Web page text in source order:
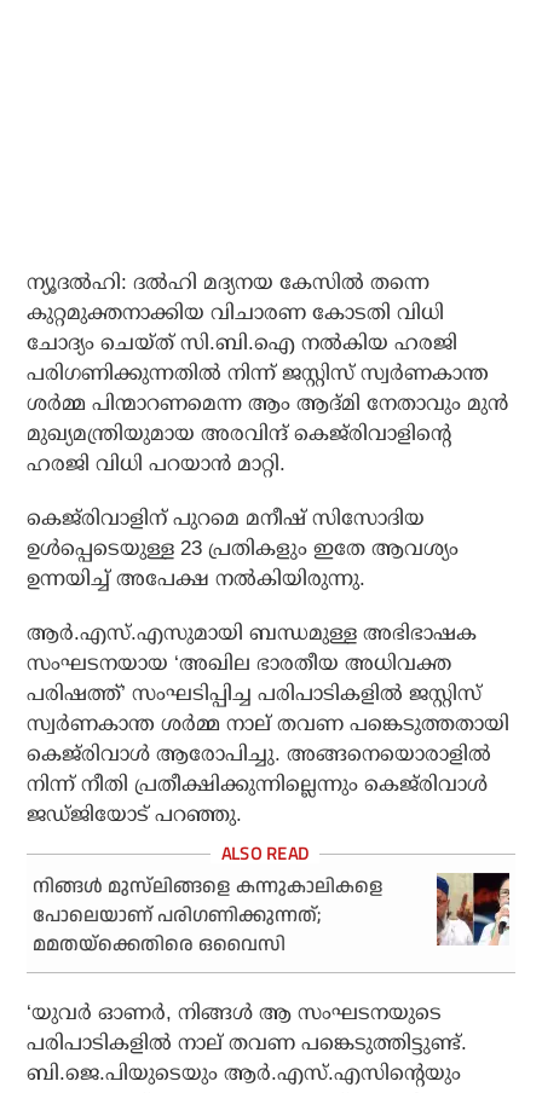
ന്യൂദല്‍ഹി: ദല്‍ഹി മദ്യനയ കേസില്‍ തന്നെ
കുറ്റമുക്തനാക്കിയ വിചാരണ കോടതി വിധി
ചോദ്യം ചെയ്ത് സി.ബി.ഐ നല്‍കിയ ഹരജി
പരിഗണിക്കുന്നതില്‍ നിന്ന് ജസ്റ്റിസ് സ്വര്‍ണകാന്ത
ശര്‍മ്മ പിന്മാറണമെന്ന ആം ആദ്മി നേതാവും മുന്‍
മുഖ്യമന്ത്രിയുമായ അരവിന്ദ് കെജ്‌രിവാളിന്റെ
ഹരജി വിധി പറയാന്‍ മാറ്റി.
കെജ്‌രിവാളിന് പുറമെ മനീഷ് സിസോദിയ
ഉള്‍പ്പെടെയുള്ള 23 പ്രതികളും ഇതേ ആവശ്യം
ഉന്നയിച്ച് അപേക്ഷ നല്‍കിയിരുന്നു.
ആര്‍.എസ്.എസുമായി ബന്ധമുള്ള അഭിഭാഷക
സംഘടനയായ ‘അഖില ഭാരതീയ അധിവക്ത
പരിഷത്ത്’ സംഘടിപ്പിച്ച പരിപാടികളില്‍ ജസ്റ്റിസ്
സ്വര്‍ണകാന്ത ശര്‍മ്മ നാല് തവണ പങ്കെടുത്തതായി
കെജ്‌രിവാള്‍ ആരോപിച്ചു. അങ്ങനെയൊരാളില്‍
നിന്ന് നീതി പ്രതീക്ഷിക്കുന്നില്ലെന്നും കെജ്‌രിവാള്‍
ജഡ്ജിയോട് പറഞ്ഞു.
നിങ്ങള്‍ മുസ്‌ലിങ്ങളെ കന്നുകാലികളെ
പോലെയാണ് പരിഗണിക്കുന്നത്;
മമതയ്‌ക്കെതിരെ ഒവൈസി
‘യുവര്‍ ഓണര്‍, നിങ്ങള്‍ ആ സംഘടനയുടെ
പരിപാടികളില്‍ നാല് തവണ പങ്കെടുത്തിട്ടുണ്ട്.
ബി.ജെ.പിയുടെയും ആര്‍.എസ്.എസിന്റെയും